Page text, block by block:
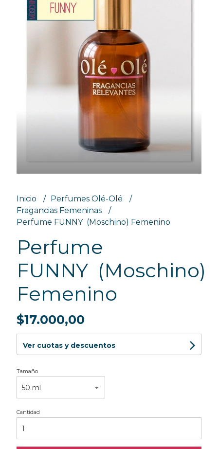
Inicio
Perfumes Olé-Olé
Fragancias Femeninas
Perfume FUNNY (Moschino) Femenino
Perfume
FUNNY (Moschino)
Femenino
$17.000,00
Ver cuotas y descuentos
Tamaño
Cantidad